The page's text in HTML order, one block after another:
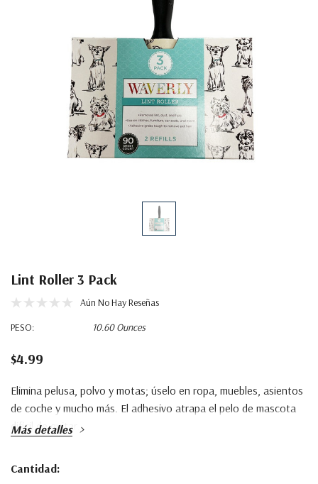
Lint Roller 3 Pack
Aún No Hay Reseñas
PESO:
10.60 Ounces
$4.99
Elimina pelusa, polvo y motas; úselo en ropa, muebles, asientos
de coche y mucho más. El adhesivo atrapa el pelo de mascota
difícil de quitar.
Más detalles
Cantidad: